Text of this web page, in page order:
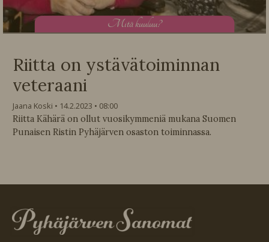
Mitä kuuluu?
Riitta on ystävätoiminnan
veteraani
Jaana Koski 14.2.2023
08:00
Riitta Kähärä on ollut vuosikymmeniä mukana Suomen
Punaisen Ristin Pyhäjärven osaston toiminnassa.